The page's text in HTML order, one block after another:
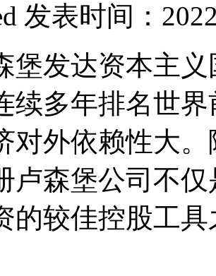
发表时间：
发达资本主义
续多年排名世
对外依赖性大
卢森堡公司不
的较佳控股工具